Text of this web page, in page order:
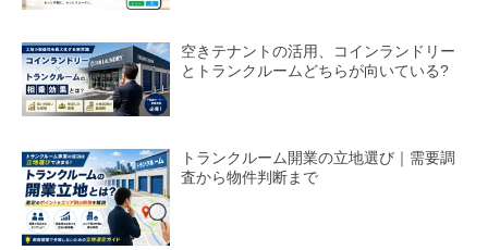
空きテナントの活用、コインランドリー
とトランクルームどちらが向いている?
トランクルーム開業の立地選び｜需要調
査から物件判断まで